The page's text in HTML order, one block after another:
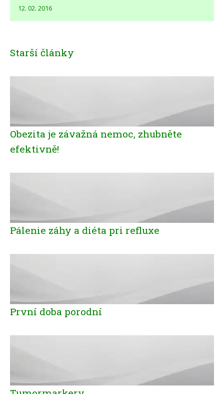
12. 02. 2016
Starší články
Obezita je závažná nemoc, zhubněte
efektivně!
Pálenie záhy a diéta pri refluxe
První doba porodní